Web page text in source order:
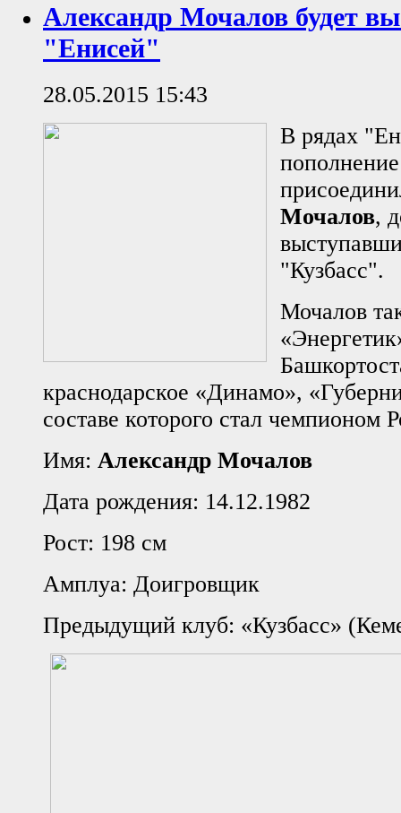
Александр Мочалов будет
"Енисей"
28.05.2015 15:43
В рядах
Мочалов,
"Кузбасс".
Мочалов
краснодарское «Динамо»,
составе которого стал чемпионом
Имя: Александр Мочалов
Дата рождения: 14.12.1982
Рост: 198 см
Амплуа: Доигровщик
Предыдущий клуб: «Кузбасс»